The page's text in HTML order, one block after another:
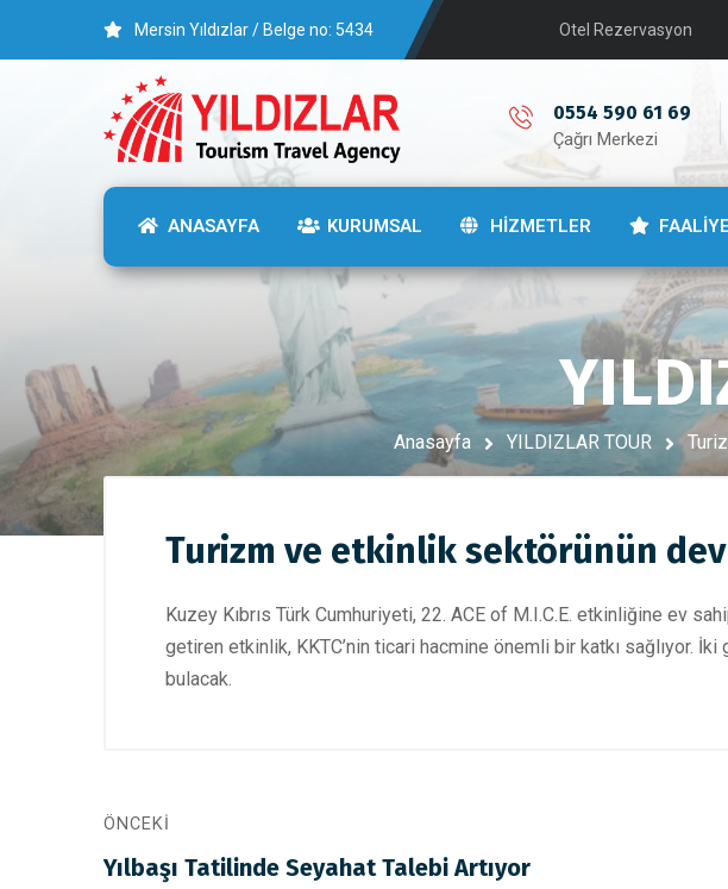
Mersin Yıldızlar / Belge no: 5434 Otel Rezervasyon
0554 590 61 69
Çağrı Merkezi
ANASAYFA KURUMSAL HİZMETLER
Anasayfa YILDIZLAR TOUR
Turizm ve etkinlik sektörünün
Kuzey Kıbrıs Türk Cumhuriyeti, 22. ACE of M.I.C.E. etkinliğine ev
getiren etkinlik, KKTC’nin ticari hacmine önemli bir katkı sağlıyor.
bulacak.
ÖNCEKI
Yılbaşı Tatilinde Seyahat Talebi Artıyor